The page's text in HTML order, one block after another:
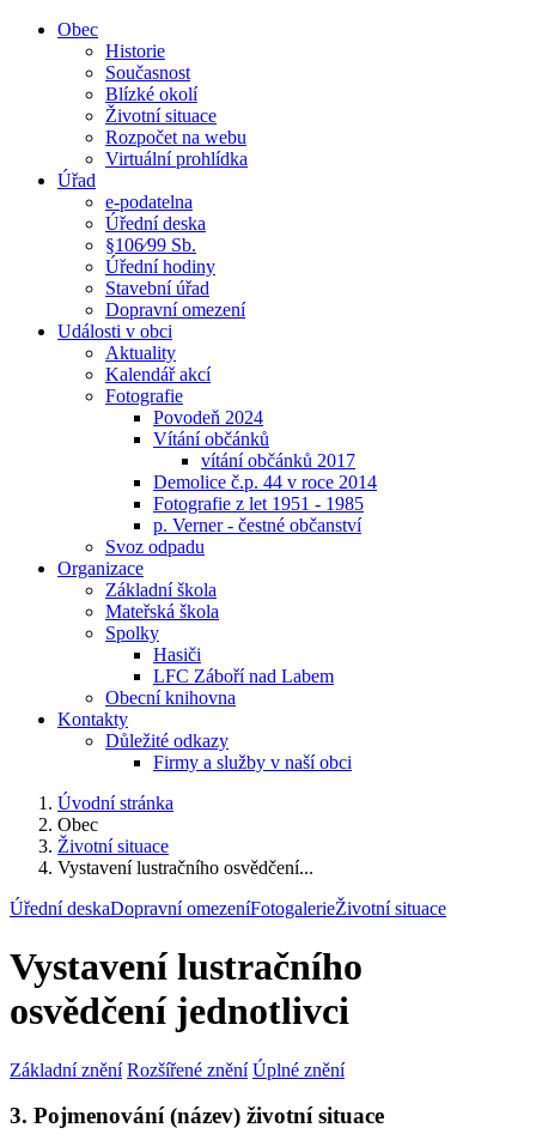
Obec
Historie
Současnost
Blízké okolí
Životní situace
Rozpočet na webu
Virtuální prohlídka
Úřad
e-podatelna
Úřední deska
§106⁄99 Sb.
Úřední hodiny
Stavební úřad
Dopravní omezení
Události v obci
Aktuality
Kalendář akcí
Fotografie
Povodeň 2024
Vítání občánků
vítání občánků 2017
Demolice č.p. 44 v roce 2014
Fotografie z let 1951 - 1985
p. Verner - čestné občanství
Svoz odpadu
Organizace
Základní škola
Mateřská škola
Spolky
Hasiči
LFC Záboří nad Labem
Obecní knihovna
Kontakty
Důležité odkazy
Firmy a služby v naší obci
Úvodní stránka
Obec
Životní situace
Vystavení lustračního osvědčení...
Úřední deskaDopravní omezeníFotogalerieŽivotní situace
Vystavení lustračního
osvědčení jednotlivci
Základní znění Rozšířené znění Úplné znění
3. Pojmenování (název) životní situace